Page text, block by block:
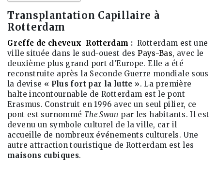
Transplantation Capillaire à
Rotterdam
Greffe de cheveux Rotterdam : Rotterdam est une
ville située dans le sud-ouest desPays-Bas, avec le
deuxième plus grand port d’Europe. Elle a été
reconstruite après la Seconde Guerre mondiale sous
la devise « Plus fort par la lutte ». La première
halte incontournable de Rotterdam est le pont
Erasmus. Construit en 1996 avec un seul pilier, ce
pont est surnommé The Swan par les habitants. Il est
devenu un symbole culturel de la ville, car il
accueille de nombreux événements culturels. Une
autre attraction touristique de Rotterdam est les
maisons cubiques.